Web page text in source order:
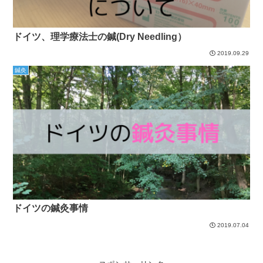
ドイツ、理学療法士の鍼(Dry Needling）
2019.09.29
鍼灸
ドイツの鍼灸事情
2019.07.04